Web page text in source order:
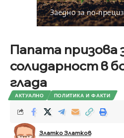
Папата призова
солидарност в
глада
АКТУАЛНО ПОЛИТИКА И ФАКТИ
Златко Златков